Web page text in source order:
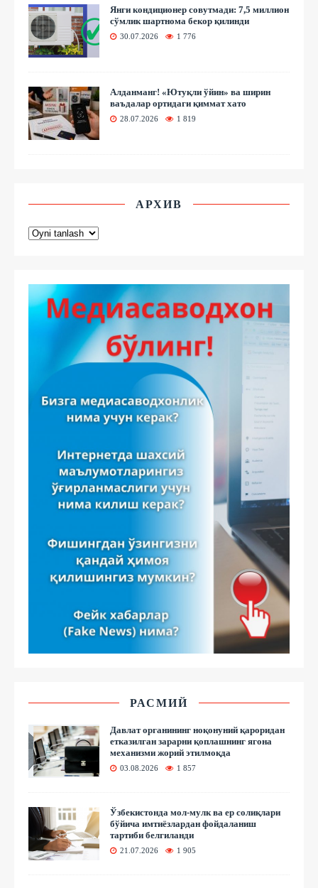
Янги кондиционер совутмади: 7,5 миллион
сўмлик шартнома бекор қилинди
30.07.2026 1 776
Алданманг! «Ютуқли ўйин» ва ширин
ваъдалар ортидаги қиммат хато
28.07.2026 1 819
АРХИВ
РАСМИЙ
Давлат органининг ноқонуний қароридан
етказилган зарарни қоплашнинг ягона
механизми жорий этилмоқда
03.08.2026 1 857
Ўзбекистонда мол-мулк ва ер солиқлари
бўйича имтиёзлардан фойдаланиш
тартиби белгиланди
21.07.2026 1 905